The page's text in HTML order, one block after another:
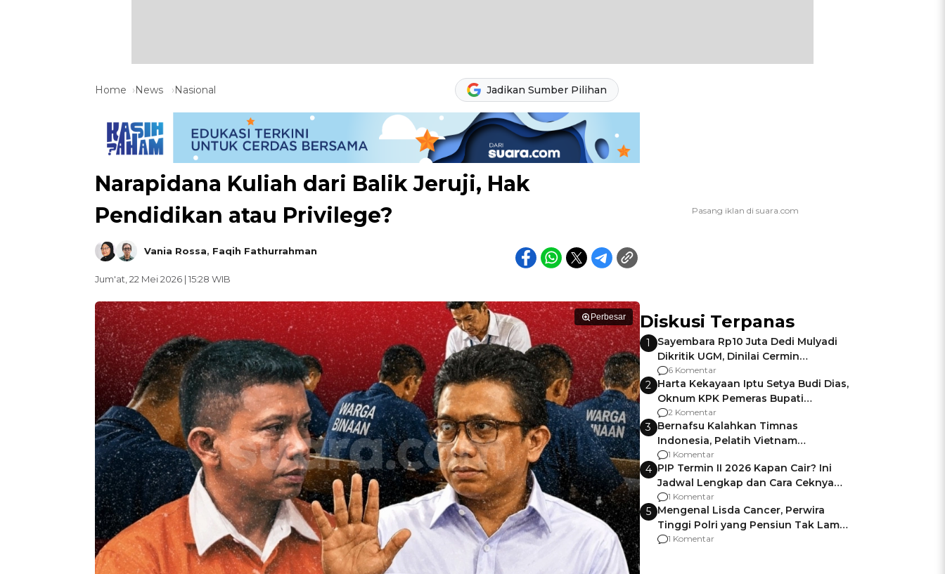
Home News Nasional Jadikan Sumber Pilihan
Narapidana Kuliah dari Balik Jeruji, Hak
Pendidikan atau Privilege?
Vania Rossa, Faqih Fathurrahman
Jum'at, 22 Mei 2026 | 15:28 WIB
Perbesar Diskusi Terpanas
1
Sayembara Rp10 Juta Dedi Mulyadi
Dikritik UGM, Dinilai Cermin
Gagalnya Negara Jamin Keamanan
6 Komentar
2 Harta Kekayaan Iptu Setya Budi Dias,
Oknum KPK Pemeras Bupati
Pemalang
2 Komentar
3 Bernafsu Kalahkan Timnas
Indonesia, Pelatih Vietnam
Berencana Pakai Jimat di Pakansari
1 Komentar
4 PIP Termin II 2026 Kapan Cair? Ini
Jadwal Lengkap dan Cara Ceknya
agar Dana Tidak Hangus!
1 Komentar
5 Mengenal Lisda Cancer, Perwira
Tinggi Polri yang Pensiun Tak Lama
Usai Jadi Brigjen
1 Komentar